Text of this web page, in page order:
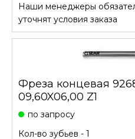
Наши менеджеры
уточнят условия заказа
Фреза концевая
09,60X06,00 Z1
по запросу
Кол-во зубьев - 1